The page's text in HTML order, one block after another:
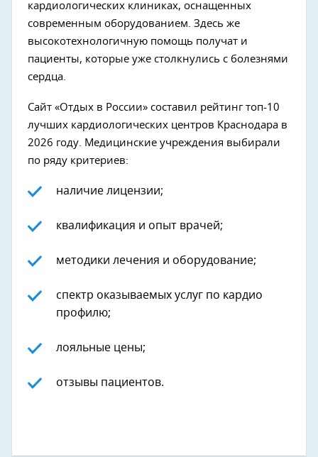
кардиологических клиниках, оснащенных
современным оборудованием. Здесь же
высокотехнологичную помощь получат и
пациенты, которые уже столкнулись с болезнями
сердца.
Сайт «Отдых в России» составил рейтинг топ-10
лучших кардиологических центров Краснодара в
2026 году. Медицинские учреждения выбирали
по ряду критериев:
наличие лицензии;
квалификация и опыт врачей;
методики лечения и оборудование;
спектр оказываемых услуг по кардио
профилю;
лояльные цены;
отзывы пациентов.